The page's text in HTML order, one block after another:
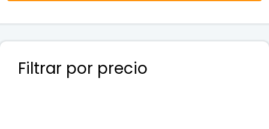
Filtrar por precio